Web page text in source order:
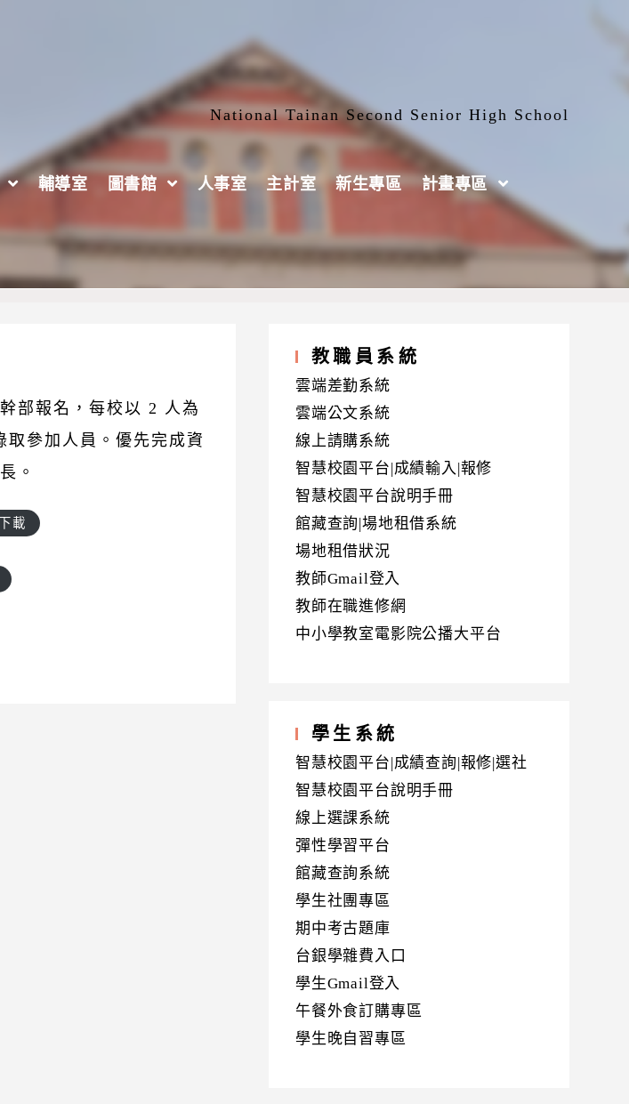
National Tainan Second Senior High School
輔導室 圖書館 人事室 主計室 新生專區 計畫專區
社團幹部研習營」，鼓勵同學踴躍報名參加!
部報名，每校以 2 人為
參加人員。優先完成資
。
下載
教職員系統
雲端差勤系統
雲端公文系統
線上請購系統
智慧校園平台|成績輸入|報修
智慧校園平台說明手冊
館藏查詢|場地租借系統
場地租借狀況
教師Gmail登入
教師在職進修網
中小學教室電影院公播大平台
學生系統
智慧校園平台|成績查詢|報修|選社
智慧校園平台說明手冊
線上選課系統
彈性學習平台
館藏查詢系統
學生社團專區
期中考古題庫
台銀學雜費入口
學生Gmail登入
午餐外食訂購專區
學生晚自習專區